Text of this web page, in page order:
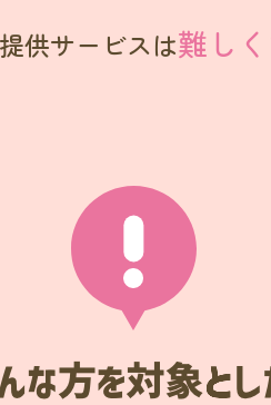
供サービスは難し